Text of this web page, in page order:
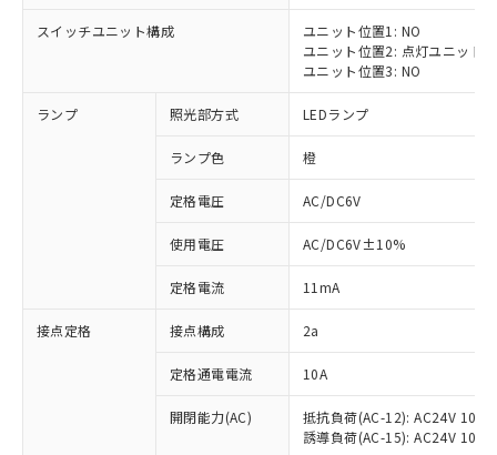
スイッチユニット構成
ユニット位置1: NO
ユニット位置2: 点灯ユニット
ユニット位置3: NO
ランプ 照光部方式 LEDランプ
ランプ色 橙
定格電圧 AC/DC6V
使用電圧 AC/DC6V±10%
定格電流 11mA
接点定格 接点構成 2a
定格通電電流 10A
開閉能力(AC)
抵抗負荷(AC-12): AC24V 10A/
誘導負荷(AC-15): AC24V
ご利用条件
以下の条件をお読みいただき、同意のうえ
ご利用ください。
本サービスは、当社制御機器事業取扱
商品の当社在庫状況および標準価格
(税抜)を提供させていただくもので
当社制御機器事業取扱商品の中には、
対応済み：EU RoHS指令（10物質）の
非含有に対応した製品が提供可能な商品で
対応予定：EU RoHS指令（10物質）の非含
有に対応した製品に切り替える予定のある
対応予定なし：EU RoHS指令（10物質）の
非含有に非対応の商品で、対応品を出す予
調査・確認中：EU RoHS指令（10物質）の
非含有の対応状況を調査中または確認中の
非該当品：ライセンス料など無形物で、有
害物質有無と関係のない商品です。
仕入先様の事情により、非含有部品として
「○」：最大均質材料含有率が中国RoHSの
基準値以下であることを示します。
「×」：最大均質材料含有率が中国RoHSの